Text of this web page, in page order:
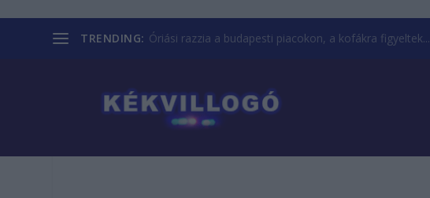
TRENDING: Óriási razzia a budapesti piacokon, a kofákra figyeltek...